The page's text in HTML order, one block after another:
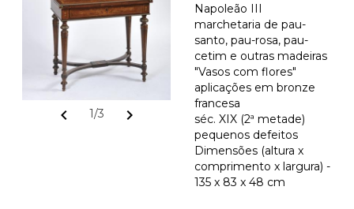
chevron_left 1/3 chevron_right
Napoleão III
marchetaria de pau-
santo, pau-rosa, pau-
cetim e outras madeiras
"Vasos com flores"
aplicações em bronze
francesa
séc. XIX (2ª metade)
pequenos defeitos
Dimensões (altura x
comprimento x largura) -
135 x 83 x 48 cm